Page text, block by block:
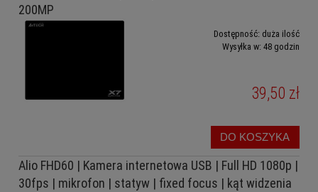
200MP
Dostępność: duża ilość
Wysyłka w: 48 godzin
39,50 zł
DO KOSZYKA
Alio FHD60 | Kamera internetowa USB | Full HD 1080p |
30fps | mikrofon | statyw | fixed focus | kąt widzenia